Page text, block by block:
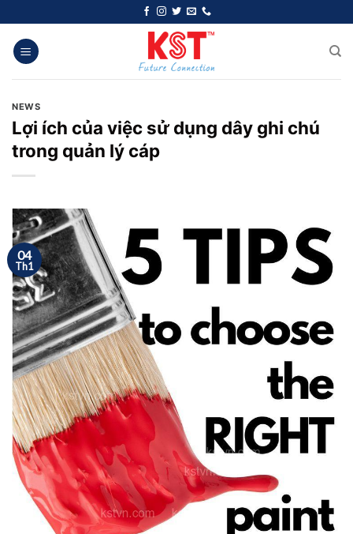
đến
nội
dung
NEWS
Lợi ích của việc sử dụng dây ghi chú
trong quản lý cáp
04
Th1